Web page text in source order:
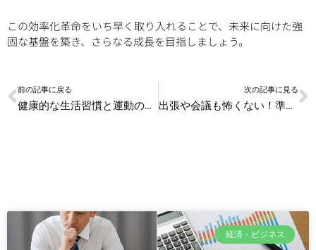
この効率化革命をいち早く取り入れることで、未来に向けた強
固な基盤を築き、さらなる成長を目指しましょう。
Prev
前の記事に戻る
健康的な生活習慣と運動の科学
次の記事に見る
出張や会議も怖くない！準備が楽になるライフハック
経済・ビジネス